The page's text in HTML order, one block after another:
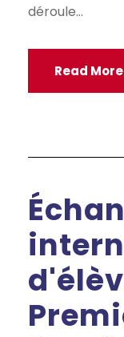
déroule...
Read More